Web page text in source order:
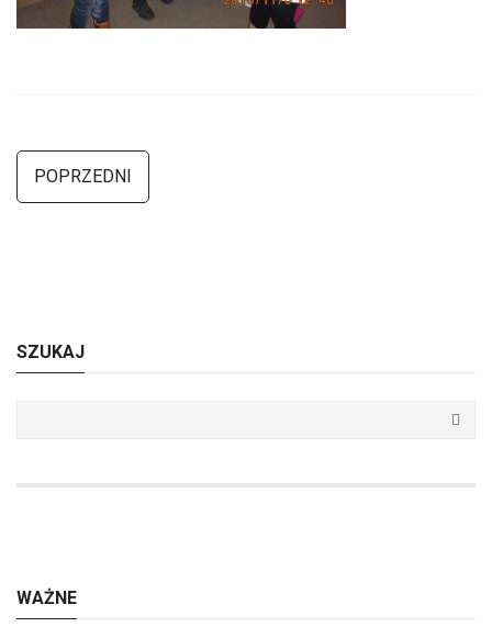
POPRZEDNI
SZUKAJ
WAŻNE